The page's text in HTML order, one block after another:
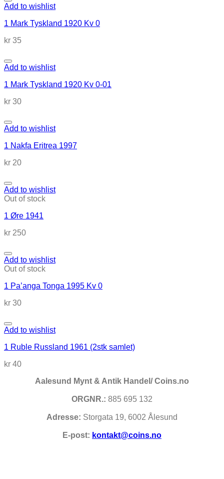
Add to wishlist
1 Mark Tyskland 1920 Kv 0
kr 35
Add to wishlist
1 Mark Tyskland 1920 Kv 0-01
kr 30
Add to wishlist
1 Nakfa Eritrea 1997
kr 20
Add to wishlist
Out of stock
1 Øre 1941
kr 250
Add to wishlist
Out of stock
1 Pa’anga Tonga 1995 Kv 0
kr 30
Add to wishlist
1 Ruble Russland 1961 (2stk samlet)
kr 40
Aalesund Mynt & Antik Handel/ Coins.no
ORGNR.: 885 695 132
Adresse: Storgata 19, 6002 Ålesund
E-post: kontakt@coins.no